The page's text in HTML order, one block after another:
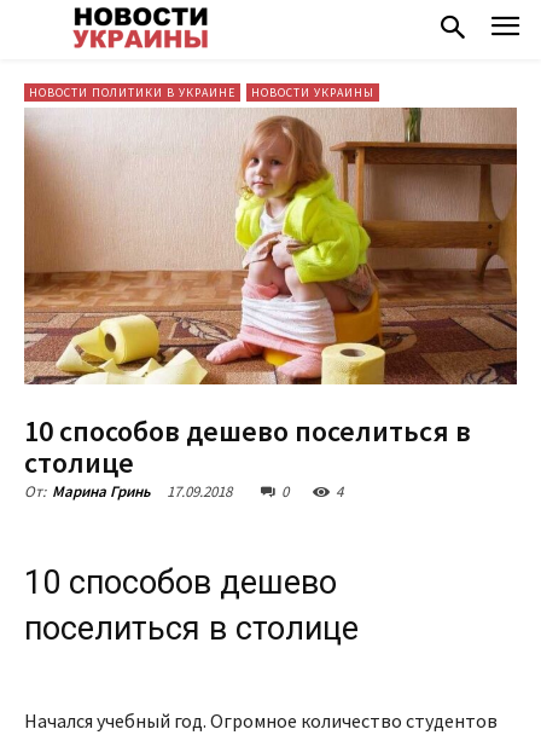
НОВОСТИ ПОЛИТИКИ В УКРАИНЕ НОВОСТИ УКРАИНЫ
10 способов дешево поселиться в
столице
От: Марина Гринь 17.09.2018 0 4
10 способов дешево
поселиться в столице
Начался учебный год. Огромное количество студентов